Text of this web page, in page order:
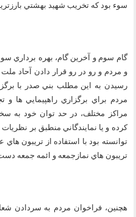
سوء بود كه تخريب شهيد بهشتي
گام سوم و آخرين گام، بهره برداري
و مردم و رو در رو قرار دادن آحاد
رسيدن به اين مطلب بني صدر با
مردم براي برگزاري راهپيمايي ها
مراكز مختلف، در حد توان خود به
كرده و يا نمايندگاني منطبق بر
توانسته بود با استفاده از تريبون
تريبون هاي نمازجمعه و ائمه جمعه
هچنين، فراخوان مردم به سردادن